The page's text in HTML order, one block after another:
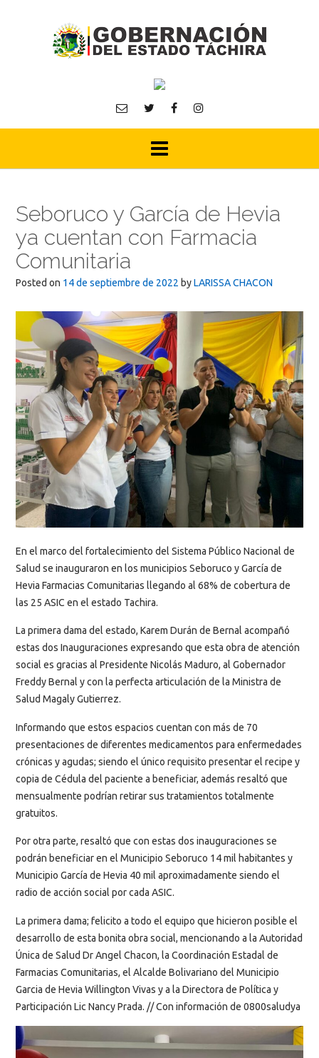
Seboruco y García de Hevia
ya cuentan con Farmacia
Comunitaria
Posted on 14 de septiembre de 2022 byLARISSA CHACON
En el marco del fortalecimiento del Sistema Público Nacional de
Salud se inauguraron en los municipios Seboruco y García de
Hevia Farmacias Comunitarias llegando al 68% de cobertura de
las 25 ASIC en el estado Tachira.
La primera dama del estado, Karem Durán de Bernal acompañó
estas dos Inauguraciones expresando que esta obra de atención
social es gracias al Presidente Nicolás Maduro, al Gobernador
Freddy Bernal y con la perfecta articulación de la Ministra de
Salud Magaly Gutierrez.
Informando que estos espacios cuentan con más de 70
presentaciones de diferentes medicamentos para enfermedades
crónicas y agudas; siendo el único requisito presentar el recipe y
copia de Cédula del paciente a beneficiar, además resaltó que
mensualmente podrían retirar sus tratamientos totalmente
gratuitos.
Por otra parte, resaltó que con estas dos inauguraciones se
podrán beneficiar en el Municipio Seboruco 14 mil habitantes y
Municipio García de Hevia 40 mil aproximadamente siendo el
radio de acción social por cada ASIC.
La primera dama; felicito a todo el equipo que hicieron posible el
desarrollo de esta bonita obra social, mencionando a la Autoridad
Única de Salud Dr Angel Chacon, la Coordinación Estadal de
Farmacias Comunitarias, el Alcalde Bolivariano del Municipio
Garcia de Hevia Willington Vivas y a la Directora de Política y
Participación Lic Nancy Prada. // Con información de 0800saludya